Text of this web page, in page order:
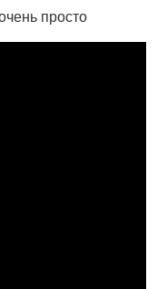
просто